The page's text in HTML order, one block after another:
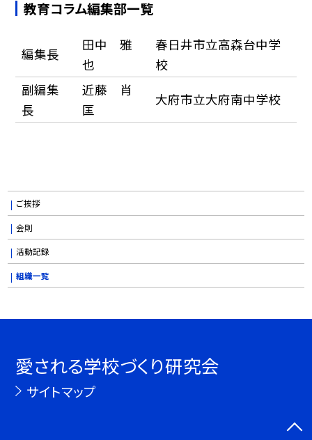
教育コラム編集部一覧
編集長
田中 雅
也
春日井市立高森台中学
校
副編集
長
近藤 肖
匡
大府市立大府南中学校
ご挨拶
会則
活動記録
組織一覧
愛される学校づくり研究会
サイトマップ